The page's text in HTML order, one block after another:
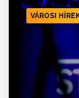
VÁROSI